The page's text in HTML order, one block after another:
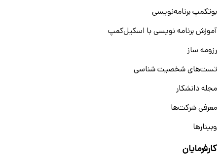
بوتکمپ برنامه‌نویسی
آموزش برنامه نویسی با اسکیل‌کمپ
رزومه ساز
تست‌های شخصیت شناسی
مجله دانشکار
معرفی شرکت‌ها
وبینار‌‌ها
کارفرمایان